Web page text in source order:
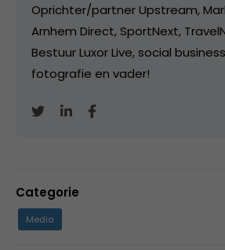
Oprichter/partner Upstream,
Arnhem Direct, SportNext,
Bestuur Luxor Live, social
fotografie en vader!
Categorie
Media